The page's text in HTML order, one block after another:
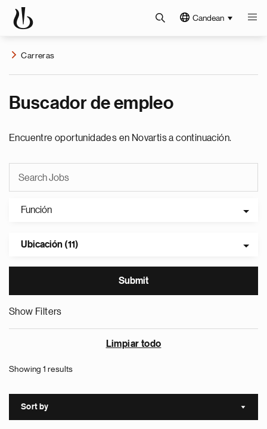
Candean
Carreras
Buscador de empleo
Encuentre oportunidades en Novartis a continuación.
Función
Ubicación (11)
Show Filters
Limpiar todo
Showing 1 results
Sort by Sort